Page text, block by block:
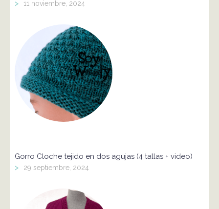
> 11 noviembre, 2024
Gorro Cloche tejido en dos agujas (4 tallas + video)
> 29 septiembre, 2024